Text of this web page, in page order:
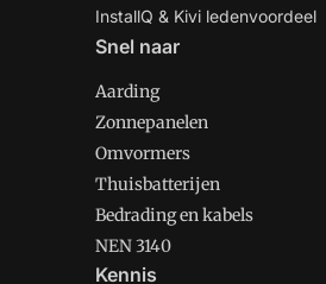
InstallQ & Kivi ledenvoordeel
Snel naar
Aarding
Zonnepanelen
Omvormers
Thuisbatterijen
Bedrading en kabels
NEN 3140
Kennis